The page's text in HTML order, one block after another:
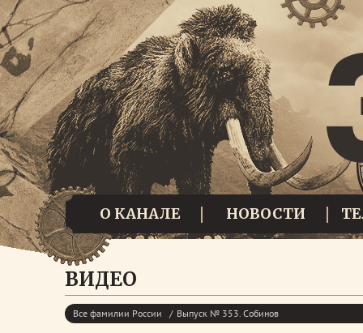
О КАНАЛЕ НОВОСТИ
ВИДЕО
Все фамилии России Выпуск № 353. Собинов